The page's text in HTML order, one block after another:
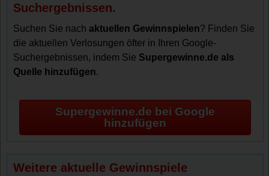
Suchergebnissen.
Suchen Sie nachaktuellen Gewinnspielen? Finden Sie
die aktuellen Verlosungen öfter in Ihren Google-
Suchergebnissen, indem Sie Supergewinne.de als
Quelle hinzufügen.
Supergewinne.de bei Google
hinzufügen
Weitere aktuelle Gewinnspiele